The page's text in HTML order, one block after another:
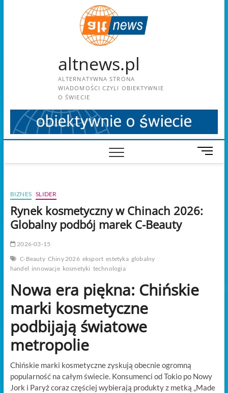
altnews.pl
ALTERNATYWNA STRONA
WIADOMOŚCI CZYLI OBIEKTYWNIE
O ŚWIECIE
M
e
u
t
BIZNES SLIDER
Rynek kosmetyczny w Chinach 2026:
Globalny podbój marek C-Beauty
2026-03-15
C-Beauty Chiny 2026 eksport estetyka globalny
handel innowacje kosmetyki technologia
Nowa era piękna: Chińskie
marki kosmetyczne
podbijają światowe
metropolie
Chińskie marki kosmetyczne zyskują obecnie ogromną
popularność na całym świecie. Konsumenci od Tokio po Nowy
Jork i Paryż coraz częściej wybierają produkty z metką „Made